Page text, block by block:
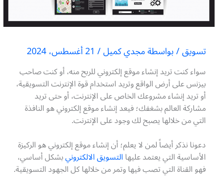
تسويق/ بواسطةمجدي كميل/ 21 أغسطس، 2024
سواء كنت تريد إنشاء موقع إلكتروني للربح منه، أو كنت صاحب
بيزنس على أرض الواقع وتريد استخدام قوة الإنترنت التسويقية،
أو تريد إنشاء مشروعك الخاص على الإنترنت، أو حتى تريد
مشاركة العالم بشغفك؛ فيعد إنشاء موقع إلكتروني هو النافذة
التي من خلالها يصبح لك وجود على الإنترنت.
دعونا نذكر أيضاً لمن لا يعلم؛ أن إنشاء موقع إلكتروني هو الركيزة
الأساسية التي يعتمد عليهاالتسويق الالكترونيبشكل أساسي،
فهو القناة التي تصب فيها وتمر من خلالها كل الجهود التسويقية.